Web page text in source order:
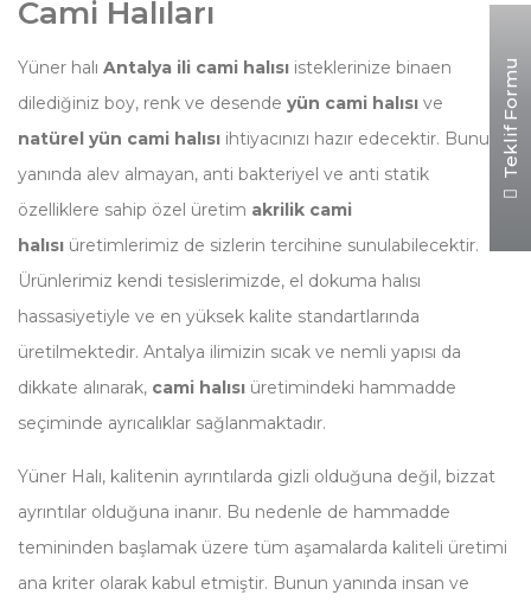
Cami Halıları
Yüner halı Antalya ili cami halısı isteklerinize binaen
dilediğiniz boy, renk ve desende yün cami halısı ve
natürel yün cami halısı ihtiyacınızı hazır edecektir. Bunun
yanında alev almayan, anti bakteriyel ve anti statik
özelliklere sahip özel üretim akrilik cami
halısı üretimlerimiz de sizlerin tercihine sunulabilecektir.
Ürünlerimiz kendi tesislerimizde, el dokuma halısı
hassasiyetiyle ve en yüksek kalite standartlarında
üretilmektedir. Antalya ilimizin sıcak ve nemli yapısı da
dikkate alınarak, cami halısı üretimindeki hammadde
seçiminde ayrıcalıklar sağlanmaktadır.
Yüner Halı, kalitenin ayrıntılarda gizli olduğuna değil, bizzat
ayrıntılar olduğuna inanır. Bu nedenle de hammadde
temininden başlamak üzere tüm aşamalarda kaliteli üretimi
ana kriter olarak kabul etmiştir. Bunun yanında insan ve
Teklif Formu